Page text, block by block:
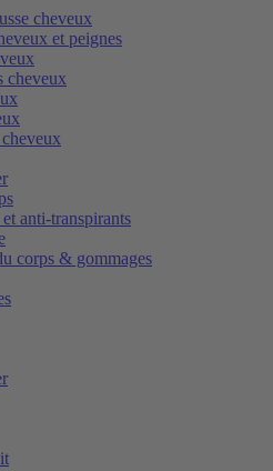
cheveux
et peignes
cheveux
anti-transpirants
corps & gommages